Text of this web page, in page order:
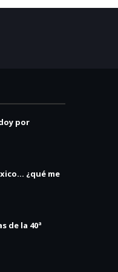
por
¿qué me
de la 40ª